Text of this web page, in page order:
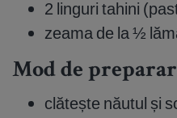
2 linguri tahini
zeama de la ½
Mod de
clătește năutul și